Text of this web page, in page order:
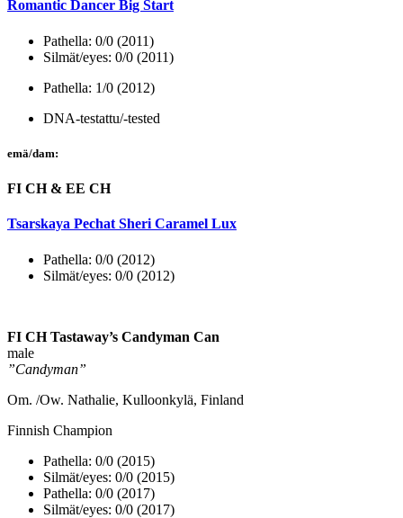
Romantic Dancer Big Start
Pathella: 0/0 (2011)
Silmät/eyes: 0/0 (2011)
Pathella: 1/0 (2012)
DNA-testattu/-tested
emä/dam:
FI CH & EE CH
Tsarskaya Pechat Sheri Caramel Lux
Pathella: 0/0 (2012)
Silmät/eyes: 0/0 (2012)
FI CH Tastaway’s Candyman Can
male
”Candyman”
Om. /Ow. Nathalie, Kulloonkylä, Finland
Finnish Champion
Pathella: 0/0 (2015)
Silmät/eyes: 0/0 (2015)
Pathella: 0/0 (2017)
Silmät/eyes: 0/0 (2017)